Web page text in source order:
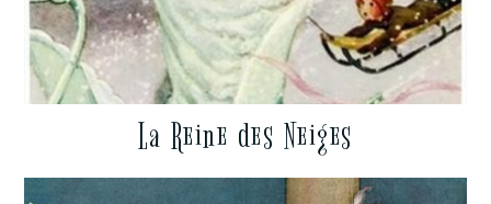
La Reine des Neiges